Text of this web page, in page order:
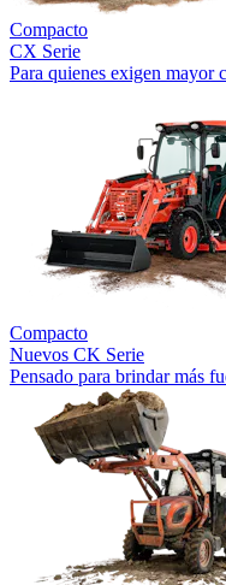
Compacto
CX Serie
Para quienes exigen mayor
Compacto
Nuevos CK Serie
Pensado para brindar más